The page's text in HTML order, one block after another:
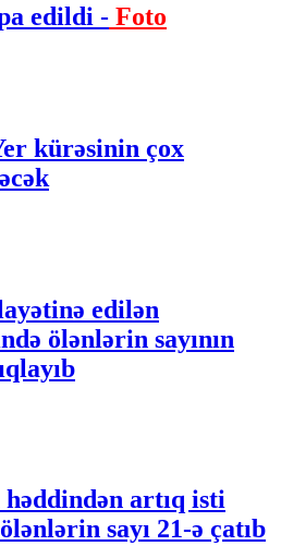
edildi - Foto
kürəsinin çox
edilən
ölənlərin sayının
artıq isti
sayı 21-ə çatıb